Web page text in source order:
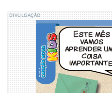
DIVULGAÇÃO